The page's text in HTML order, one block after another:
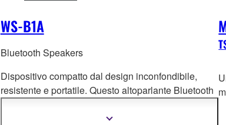
WS-B1A
Bluetooth Speakers
Dispositivo compatto dal design inconfondibile,
resistente e portatile. Questo altoparlante Bluetooth
Mostra